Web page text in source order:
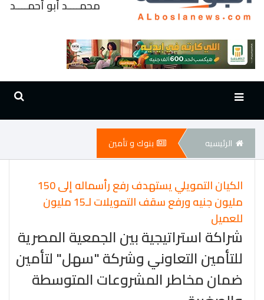
محمــــد أبو أحمــــد
الرئيسيه بنوك و تأمين
الكيان التمويلي يستهدف رفع رأسماله إلى 150
مليون جنيه ورفع سقف التمويلات لـ15 مليون
للعميل
شراكة استراتيجية بين الجمعية المصرية
للتأمين التعاوني وشركة "سهل" لتأمين
ضمان مخاطر المشروعات المتوسطة